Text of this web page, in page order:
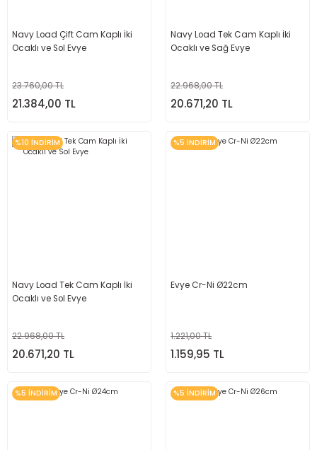
Navy Load Çift Cam Kaplı İki
Ocaklı ve Sol Evye
23.760,00 TL
21.384,00 TL
Navy Load Tek Cam Kaplı İki
Ocaklı ve Sağ Evye
22.968,00 TL
20.671,20 TL
%10 İNDİRİM
Navy Load Tek Cam Kaplı İki
Ocaklı ve Sol Evye
22.968,00 TL
20.671,20 TL
%5 İNDİRİM
Evye Cr-Ni Ø22cm
1.221,00 TL
1.159,95 TL
%5 İNDİRİM %5 İNDİRİM